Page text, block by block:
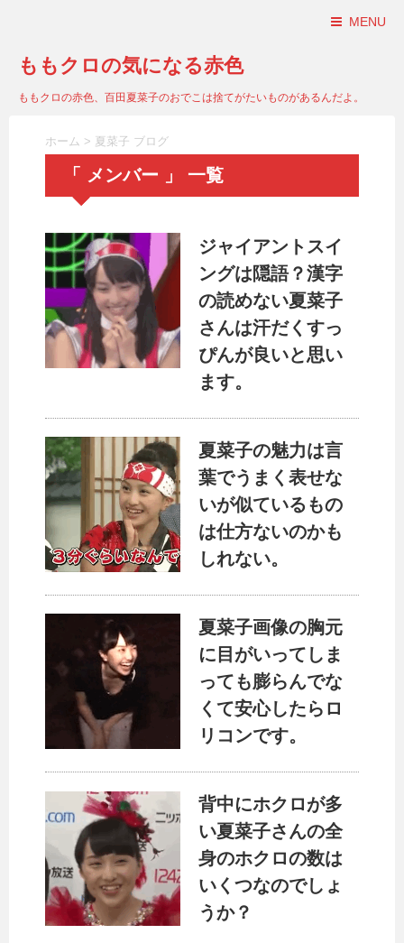
MENU
ももクロの気になる赤色
ももクロの赤色、百田夏菜子のおでこは捨てがたいものがあるんだよ。
ホーム > 夏菜子 ブログ
「 メンバー 」 一覧
ジャイアントスイ
ングは隠語？漢字
の読めない夏菜子
さんは汗だくすっ
ぴんが良いと思い
ます。
夏菜子の魅力は言
葉でうまく表せな
いが似ているもの
は仕方ないのかも
しれない。
夏菜子画像の胸元
に目がいってしま
っても膨らんでな
くて安心したらロ
リコンです。
背中にホクロが多
い夏菜子さんの全
身のホクロの数は
いくつなのでしょ
うか？